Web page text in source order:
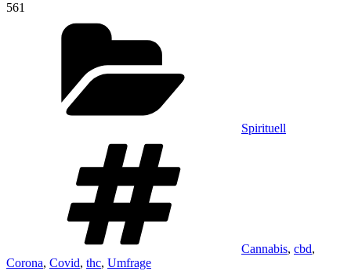
561
Spirituell
Cannabis, cbd,
Corona, Covid, thc, Umfrage